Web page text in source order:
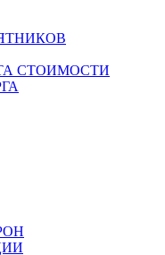
СТОИМОСТИ